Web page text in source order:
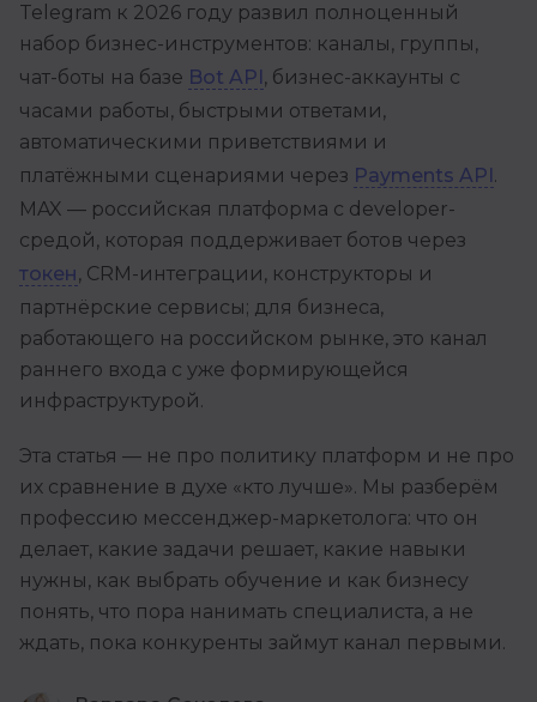
Telegram к 2026 году развил полноценный
набор бизнес-инструментов: каналы, группы,
чат-боты на базе Bot API , бизнес-аккаунты с
часами работы, быстрыми ответами,
автоматическими приветствиями и
платёжными сценариями через Payments API .
MAX — российская платформа с developer-
средой, которая поддерживает ботов через
токен, CRM-интеграции, конструкторы и
партнёрские сервисы; для бизнеса,
работающего на российском рынке, это канал
раннего входа с уже формирующейся
инфраструктурой.
Эта статья — не про политику платформ и не про
их сравнение в духе «кто лучше». Мы разберём
профессию мессенджер-маркетолога: что он
делает, какие задачи решает, какие навыки
нужны, как выбрать обучение и как бизнесу
понять, что пора нанимать специалиста, а не
ждать, пока конкуренты займут канал первыми.